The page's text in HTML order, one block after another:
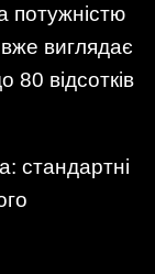
потужністю
вже виглядає
80 відсотків
стандартні